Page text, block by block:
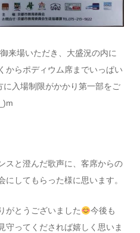
来場いただき、大盛況の内に
からポディウム席までいっぱい
入場制限がかかり第一部をご
スと澄んだ歌声に、客席からの
してもらった様に思います。
がとうございました
今後も
守ってくだされば嬉しく思いま